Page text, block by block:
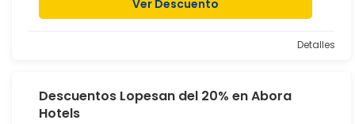
Ver Descuento
Detalles
Descuentos Lopesan del 20% en Abora
Hotels